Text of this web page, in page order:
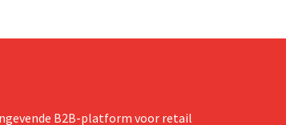
B2B-platform voor retail